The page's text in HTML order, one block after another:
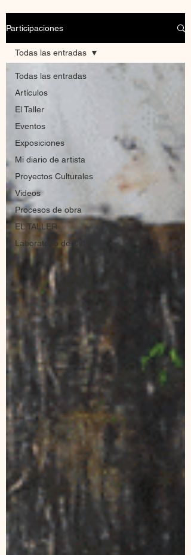
Participaciones
Todas las entradas
Artículos
El Taller
Eventos
Exposiciones
Mi diario de artista
Proyectos Culturales
Videos
Procesos de obra
EL TALLER
Laboratorio de Dibujo
Todas las entradas